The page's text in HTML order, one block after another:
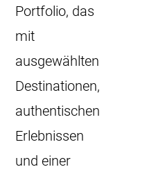
Portfolio, das
mit
ausgewählten
Destinationen,
authentischen
Erlebnissen
und einer